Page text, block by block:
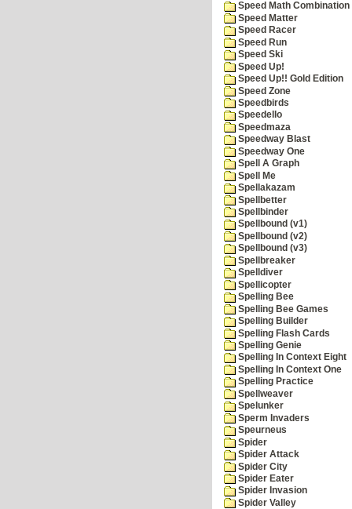
Speed Math Combination
Speed Matter
Speed Racer
Speed Run
Speed Ski
Speed Up!
Speed Up!! Gold Edition
Speed Zone
Speedbirds
Speedello
Speedmaza
Speedway Blast
Speedway One
Spell A Graph
Spell Me
Spellakazam
Spellbetter
Spellbinder
Spellbound (v1)
Spellbound (v2)
Spellbound (v3)
Spellbreaker
Spelldiver
Spellicopter
Spelling Bee
Spelling Bee Games
Spelling Builder
Spelling Flash Cards
Spelling Genie
Spelling In Context Eight
Spelling In Context One
Spelling Practice
Spellweaver
Spelunker
Sperm Invaders
Speurneus
Spider
Spider Attack
Spider City
Spider Eater
Spider Invasion
Spider Valley